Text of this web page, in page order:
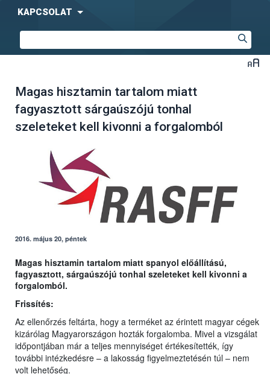
KAPCSOLAT
Magas hisztamin tartalom miatt
fagyasztott sárgaúszójú tonhal
szeleteket kell kivonni a forgalomból
2016. május 20, péntek
Magas hisztamin tartalom miatt spanyol előállítású,
fagyasztott, sárgaúszójú tonhal szeleteket kell kivonni a
forgalomból.
Frissítés:
Az ellenőrzés feltárta, hogy a terméket az érintett magyar cégek
kizárólag Magyarországon hozták forgalomba. Mivel a vizsgálat
időpontjában már a teljes mennyiséget értékesítették, így
további intézkedésre – a lakosság figyelmeztetésén túl – nem
volt lehetőség.